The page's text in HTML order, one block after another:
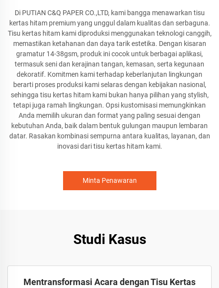
Di PUTIAN C&Q PAPER CO.,LTD, kami bangga menawarkan tisu
kertas hitam premium yang unggul dalam kualitas dan serbaguna.
Tisu kertas hitam kami diproduksi menggunakan teknologi canggih,
memastikan ketahanan dan daya tarik estetika. Dengan kisaran
gramatur 14-38gsm, produk ini cocok untuk berbagai aplikasi,
termasuk seni dan kerajinan tangan, kemasan, serta kegunaan
dekoratif. Komitmen kami terhadap keberlanjutan lingkungan
berarti proses produksi kami selaras dengan kebijakan nasional,
sehingga tisu kertas hitam kami bukan hanya pilihan yang stylish,
tetapi juga ramah lingkungan. Opsi kustomisasi memungkinkan
Anda memilih ukuran dan format yang paling sesuai dengan
kebutuhan Anda, baik dalam bentuk gulungan maupun lembaran
datar. Rasakan kombinasi sempurna antara kualitas, layanan, dan
inovasi dari tisu kertas hitam kami.
Minta Penawaran
Studi Kasus
Mentransformasi Acara dengan Tisu Kertas